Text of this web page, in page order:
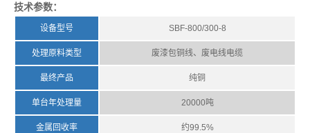
技术参数：
设备型号 SBF-800/300-8
处理原料类型 废漆包铜线、废电线电缆
最终产品 纯铜
单台年处理量 20000吨
金属回收率 约99.5%